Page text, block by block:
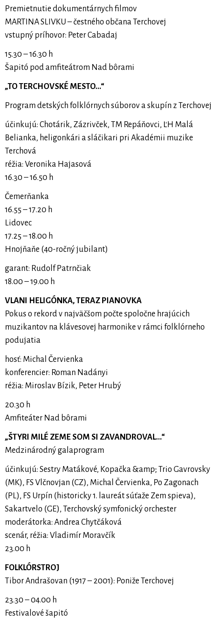
Premietnutie dokumentárnych filmov
MARTINA SLIVKU – čestného občana Terchovej
vstupný príhovor: Peter Cabadaj
15.30 – 16.30 h
Šapitó pod amfiteátrom Nad bôrami
„TO TERCHOVSKÉ MESTO...“
Program detských folklórnych súborov a skupín z Terchovej
účinkujú: Chotárik, Zázrivček, TM Repáňovci, ĽH Malá
Belianka, heligonkári a sláčikari pri Akadémii muzike
Terchová
réžia: Veronika Hajasová
16.30 – 16.50 h
Čemerňanka
16.55 – 17.20 h
Lidovec
17.25 – 18.00 h
Hnojňaňe (40-ročný jubilant)
garant: Rudolf Patrnčiak
18.00 – 19.00 h
VLANI HELIGÓNKA, TERAZ PIANOVKA
Pokus o rekord v najväčšom počte spoločne hrajúcich
muzikantov na klávesovej harmonike v rámci folklórneho
podujatia
hosť: Michal Červienka
konferencier: Roman Nadányi
réžia: Miroslav Bízik, Peter Hrubý
20.30 h
Amfiteáter Nad bôrami
„ŠTYRI MILÉ ZEME SOM SI ZAVANDROVAL...“
Medzinárodný galaprogram
účinkujú: Sestry Matákové, Kopačka &amp; Trio Gavrovsky
(MK), FS Vlčnovjan (CZ), Michal Červienka, Po Zagonach
(PL), FS Urpín (historicky 1. laureát súťaže Zem spieva),
Sakartvelo (GE), Terchovský symfonický orchester
moderátorka: Andrea Chytčáková
scenár, réžia: Vladimír Moravčík
23.00 h
FOLKLÓRSTROJ
Tibor Andrašovan (1917 – 2001): Poniže Terchovej
23.30 – 04.00 h
Festivalové šapitó